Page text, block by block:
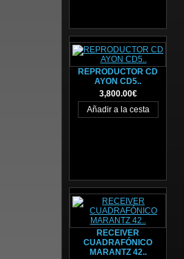
REPRODUCTOR CD
AYON CD5..
3,800.00€
RECEIVER
CUADRAFÓNICO
MARANTZ 42..